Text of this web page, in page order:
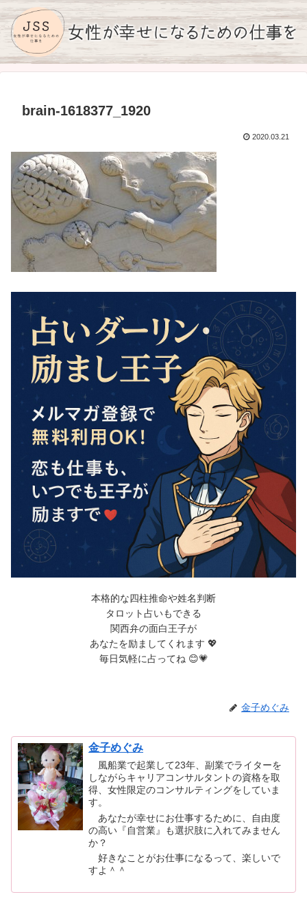
brain-1618377_1920
2020.03.21
本格的な四柱推命や姓名判断
タロット占いもできる
関西弁の面白王子が
あなたを励ましてくれます 💖
毎日気軽に占ってね 😊💗
金子めぐみ
金子めぐみ
風船業で起業して23年、副業でライターを
しながらキャリアコンサルタントの資格を取
得、女性限定のコンサルティングをしていま
す。
あなたが幸せにお仕事するために、自由度
の高い『自営業』も選択肢に入れてみません
か？
好きなことがお仕事になるって、楽しいで
すよ＾＾